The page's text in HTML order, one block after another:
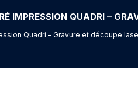
IMPRESSION QUADRI –
Quadri – Gravure et découpe